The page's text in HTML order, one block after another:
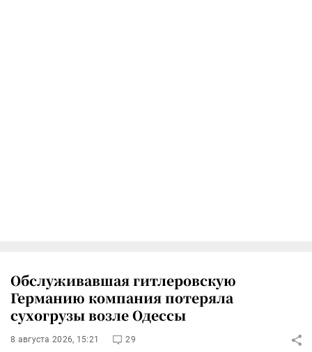
Обслуживавшая гитлеровскую
Германию компания потеряла
сухогрузы возле Одессы
8 августа 2026, 15:21 29